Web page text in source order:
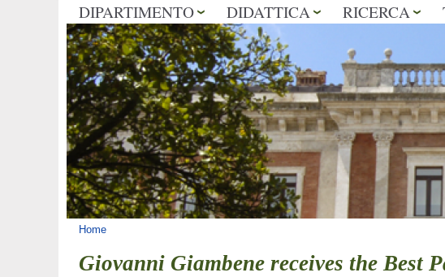
DIPARTIMENTO DIDATTICA RICERCA
Tu sei qui
Home
Giovanni Giambene receives the Best